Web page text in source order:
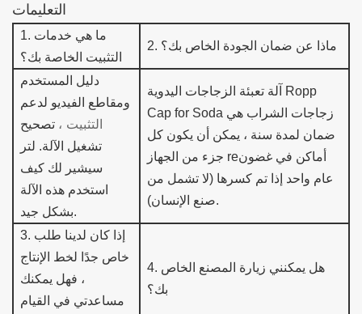
التعليمات
1. ما هي خدمات
التثبيت الخاصة بك؟
2. ماذا عن ضمان الجودة الخاص بك؟
دليل المستخدم
ومقاطع الفيديو لدعم
التثبيت ، تصحيح
تشغيل الآلة. لتر
سيشير لك كيف
استخدم هذه الآلة
بشكل جيد.
آلة تعبئة الزجاجات اليدوية Ropp
Cap for Soda زجاجات الشراب هي
ضمان لمدة سنة ، يمكن أن يكون كل
جزء من الجهاز reأماكن في غضون
عام واحد إذا تم كسرها (لا تشمل من
صنع الإنسان).
3. إذا كان لدينا طلب
خاص جدًا لخط الإنتاج
، فهل يمكنك
مساعدتي في القيام
4. هل يمكنني زيارة المصنع الخاص
بك؟